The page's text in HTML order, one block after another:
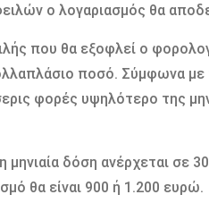
ο λογαριασμός θα
που θα εξοφλεί ο
ποσό. Σύμφωνα
φορές υψηλότερο της
μηνιαία δόση ανέρχεται
θα είναι 900 ή 1.200